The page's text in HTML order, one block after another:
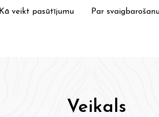
Kā veikt pasūtījumu Par
Veikals